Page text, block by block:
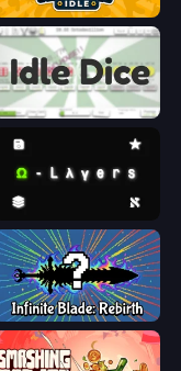
Ragdoll Factory Idle
Idle Dice
Omega Layers
Infinite Blade: Rebirth